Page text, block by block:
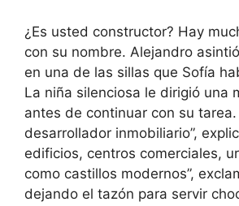
¿Es usted constructor? Hay
con su nombre. Alejandro
en una de las sillas que Sofía
La niña silenciosa le dirigió una
antes de continuar con su tarea.
desarrollador inmobiliario”,
edificios, centros comerciales,
como castillos modernos”,
dejando el tazón para servir